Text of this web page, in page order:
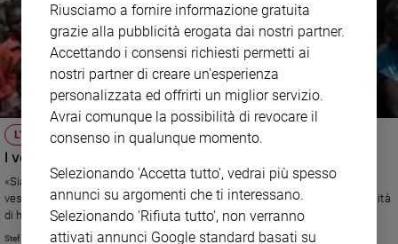
Musica
Famiglia
educazione
Genitori
e
Nonni
Coppia
Scuola
L'IMPEGNO DELLA CHIESA
I vescovi: «Dove sono i nostri Mandela e Nyerere?»
«Siamo rimasti scioccati, non possiamo rimanere in silenzio», dicono i
vescovi del Sud Sudan. E denunciano senza mezzi termini le responsabilità
di ha portato il Paese nel caos.
Stefano Pasta
Riusciamo a fornire informazione gratuita
grazie alla pubblicità erogata dai nostri partner.
Accettando i consensi richiesti permetti ai
nostri partner di creare un'esperienza
personalizzata ed offrirti un miglior servizio.
Avrai comunque la possibilità di revocare il
consenso in qualunque momento.
Selezionando 'Accetta tutto', vedrai più spesso
annunci su argomenti che ti interessano.
Selezionando 'Rifiuta tutto', non verranno
attivati annunci Google standard basati su